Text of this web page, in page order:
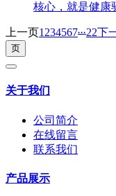
核心，就是健康
上一页1 234567...22下
关于我们
公司简介
在线留言
联系我们
产品展示